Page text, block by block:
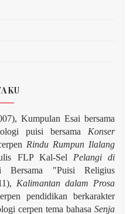
Kumpulan Esai bersama
puisi bersama Konser
Rindu Rumpun Ilalang
FLP Kal-Sel Pelangi di
Bersama "Puisi Religius
Kalimantan dalam Prosa
pendidikan berkarakter
cerpen tema bahasa Senja